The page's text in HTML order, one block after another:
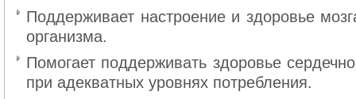
Поддерживает настроение и здоровье
организма.
Помогает поддерживать здоровье
при адекватных уровнях потребления.